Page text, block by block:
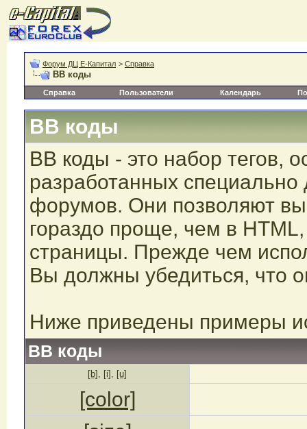
Форум ДЦ Е-Капитал > Справка
BB коды
Справка Пользователи Календарь
BB коды
BB коды - это набор тегов,
разработанных
форумов. Они позволяют
гораздо проще, чем в
страницы. Прежде чем
Вы должны убедиться, что
Ниже приведены примеры
BB коды
[b] , [i] , [u]
[color]